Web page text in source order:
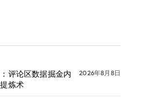
评论区数据掘金内
炼术
2026年8月8日